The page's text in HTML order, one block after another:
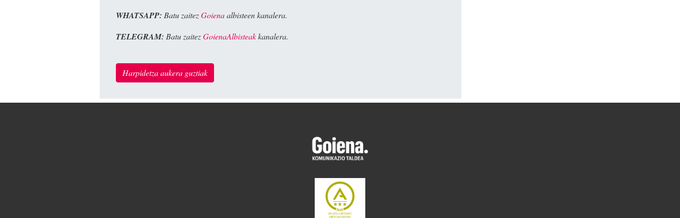
WHATSAPP: Batu zaitezGoienaalbisteen kanalera.
TELEGRAM: Batu zaitezGoienaAlbisteakkanalera.
Harpidetza aukera guztiak